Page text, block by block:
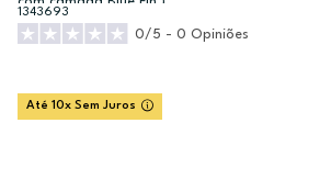
1343693
0/5 - 0 Opiniões
Até 10x Sem Juros